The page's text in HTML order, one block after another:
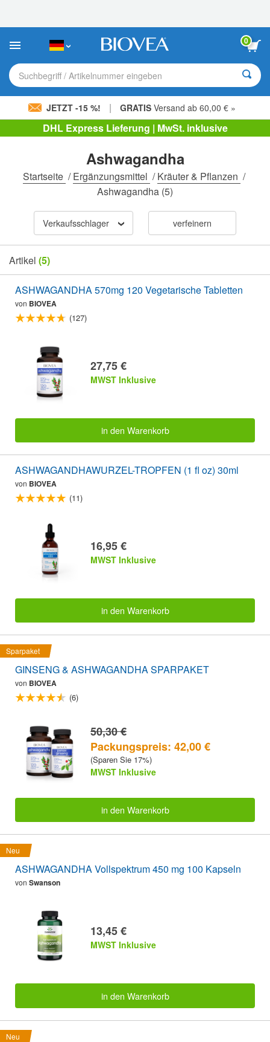
Sie:
Website
ein
Barrierefreiheitssystem.
0
Suchbegriff / Artikelnummer eingeben
JETZT -15 %! | GRATIS Versand ab 60,00 € »
DHL Express Lieferung | MwSt. inklusive
Ashwagandha
Startseite /Ergänzungsmittel /Kräuter & Pflanzen /
Ashwagandha (5)
Verkaufsschlager verfeinern
Artikel (5)
ASHWAGANDHA 570mg 120 Vegetarische Tabletten
von BIOVEA
(127)
27,75 €
MWST Inklusive
in den Warenkorb
ASHWAGANDHAWURZEL-TROPFEN (1 fl oz) 30ml
von BIOVEA
(11)
16,95 €
MWST Inklusive
in den Warenkorb
Sparpaket
GINSENG & ASHWAGANDHA SPARPAKET
von BIOVEA
(6)
50,30 €
Packungspreis: 42,00 €
(Sparen Sie 17%)
MWST Inklusive
in den Warenkorb
Neu
ASHWAGANDHA Vollspektrum 450 mg 100 Kapseln
von Swanson
13,45 €
MWST Inklusive
in den Warenkorb
Neu